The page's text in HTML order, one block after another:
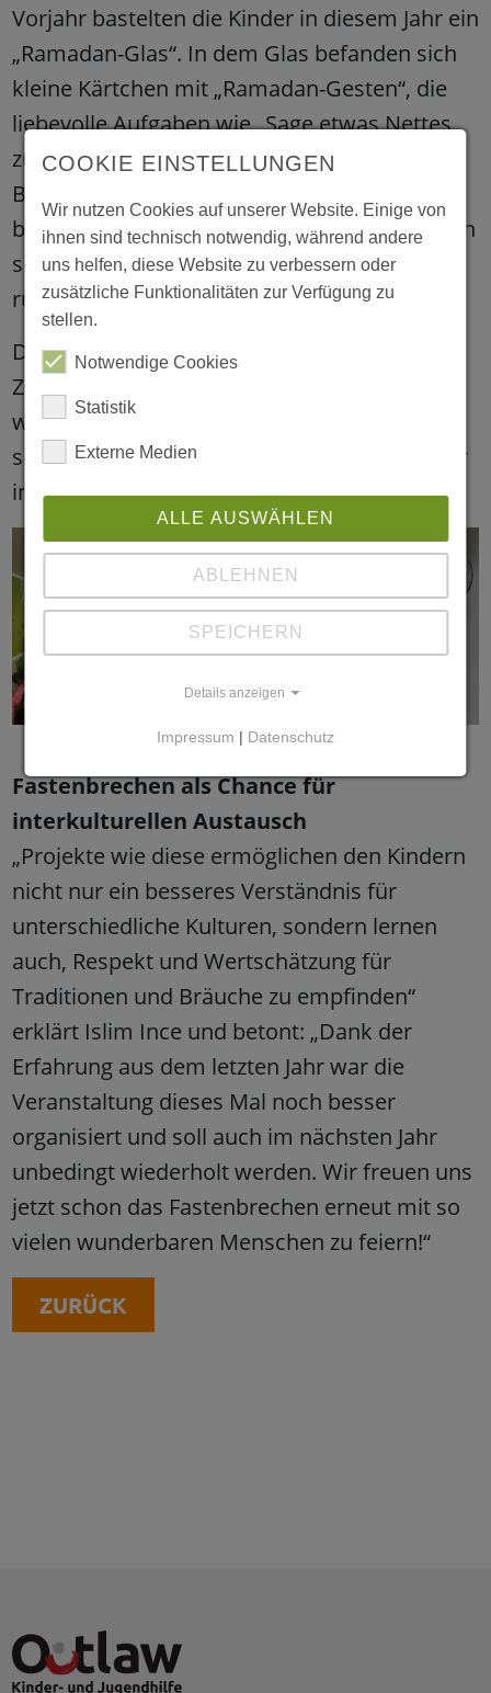
Vorjahr bastelten die Kinder in diesem Jahr ein
„Ramadan-Glas“. In dem Glas befanden sich
kleine Kärtchen mit „Ramadan-Gesten“, die
liebevolle Aufgaben wie „Sage etwas Nettes
zu deinem Freund“ oder „Verzichte heute auf
Bildschirmzeit“ beinhalteten. Diese Gesten
bereiteten den Kindern viel Freude und regten
sie spielerisch dazu an, achtsam und
rücksichtsvoll miteinander umzugehen.
Das Ramadan-Projekt wird noch bis zum
Zuckerfest weitergeführt. Zum Abschluss
werden Fotowände gestaltet, auf denen die
schönsten Momente der Familien und Kinder
in der Fastenzeit präsentiert werden.
Fastenbrechen als Chance für
interkulturellen Austausch
„Projekte wie diese ermöglichen den Kindern
nicht nur ein besseres Verständnis für
unterschiedliche Kulturen, sondern lernen
auch, Respekt und Wertschätzung für
Traditionen und Bräuche zu empfinden“
erklärt Islim Ince und betont: „Dank der
Erfahrung aus dem letzten Jahr war die
Veranstaltung dieses Mal noch besser
organisiert und soll auch im nächsten Jahr
unbedingt wiederholt werden. Wir freuen uns
jetzt schon das Fastenbrechen erneut mit so
vielen wunderbaren Menschen zu feiern!“
ZURÜCK
COOKIE EINSTELLUNGEN
Wir nutzen Cookies auf unserer Website. Einige von
ihnen sind technisch notwendig, während andere
uns helfen, diese Website zu verbessern oder
zusätzliche Funktionalitäten zur Verfügung zu
stellen.
Notwendige Cookies
Statistik
Externe Medien
ALLE AUSWÄHLEN
ABLEHNEN
SPEICHERN
Details anzeigen
Impressum | Datenschutz